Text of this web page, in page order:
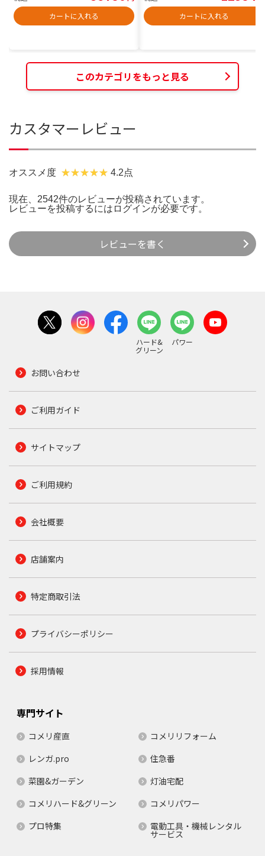
カートに入れる
カートに入れる
このカテゴリをもっと見る
カスタマーレビュー
オススメ度 4.2点
現在、2542件のレビューが投稿されています。
レビューを投稿するには ログインが必要です。
レビューを書く
ハード&
グリーン
パワー
お問い合わせ
ご利用ガイド
サイトマップ
ご利用規約
会社概要
店舗案内
特定商取引法
プライバシーポリシー
採用情報
専門サイト
コメリ産直
コメリリフォーム
レンガ.pro
住急番
菜園&ガーデン
灯油宅配
コメリハード&グリーン
コメリパワー
プロ特集
電動工具・機械レンタル
サービス